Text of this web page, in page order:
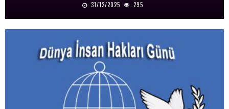
31/12/2025 295